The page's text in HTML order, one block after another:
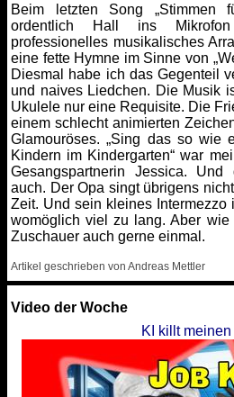
Beim letzten Song „Stimmen
ordentlich Hall ins
professionelles musikalisches
eine fette Hymne im Sinne von
Diesmal habe ich das Gegenteil
und naives Liedchen. Die Musik
Ukulele nur eine Requisite. Die
einem schlecht animierten
Glamouröses. „Sing das so wie
Kindern im Kindergarten“ war
Gesangspartnerin Jessica.
auch. Der Opa singt übrigens
Zeit. Und sein kleines Intermezzo
womöglich viel zu lang. Aber
Zuschauer auch gerne einmal.
Artikel geschrieben von Andreas Mettler
Video der Woche
KI killt meinen